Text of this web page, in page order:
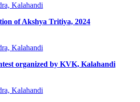
of Akshya Tritiya, 2024
organized by KVK, Kalahandi